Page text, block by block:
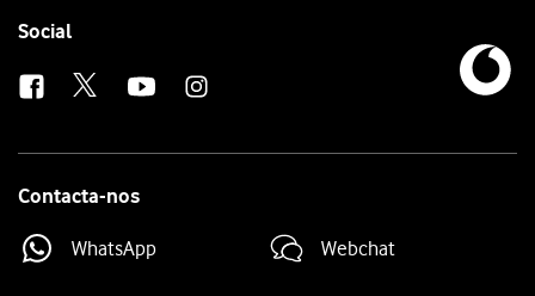
Follow
Social
Contacta-nos
WhatsApp Webchat